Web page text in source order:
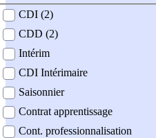
contrat
CDI (2)
CDD (2)
Intérim
CDI Intérimaire
Saisonnier
Contrat apprentissage
Cont. professionnalisation